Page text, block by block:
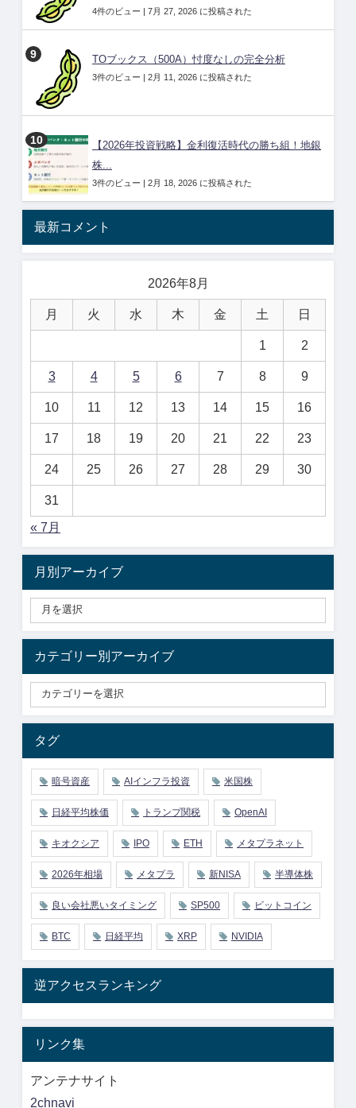
4件のビュー | 7月 27, 2026 に投稿された
TOブックス（500A）忖度なしの完全分析
3件のビュー | 2月 11, 2026 に投稿された
【2026年投資戦略】金利復活時代の勝ち組！地銀
株...
3件のビュー | 2月 18, 2026 に投稿された
最新コメント
2026年8月
月 火 水 木 金 土 日
1 2
3 4 5 6 7 8 9
10 11 12 13 14 15 16
17 18 19 20 21 22 23
24 25 26 27 28 29 30
31
« 7月
月別アーカイブ
カテゴリー別アーカイブ
タグ
暗号資産 AIインフラ投資 米国株
日経平均株価 トランプ関税 OpenAI
キオクシア IPO ETH メタプラネット
2026年相場 メタプラ 新NISA 半導体株
良い会社悪いタイミング SP500 ビットコイン
BTC 日経平均 XRP NVIDIA
逆アクセスランキング
リンク集
アンテナサイト
2chnavi